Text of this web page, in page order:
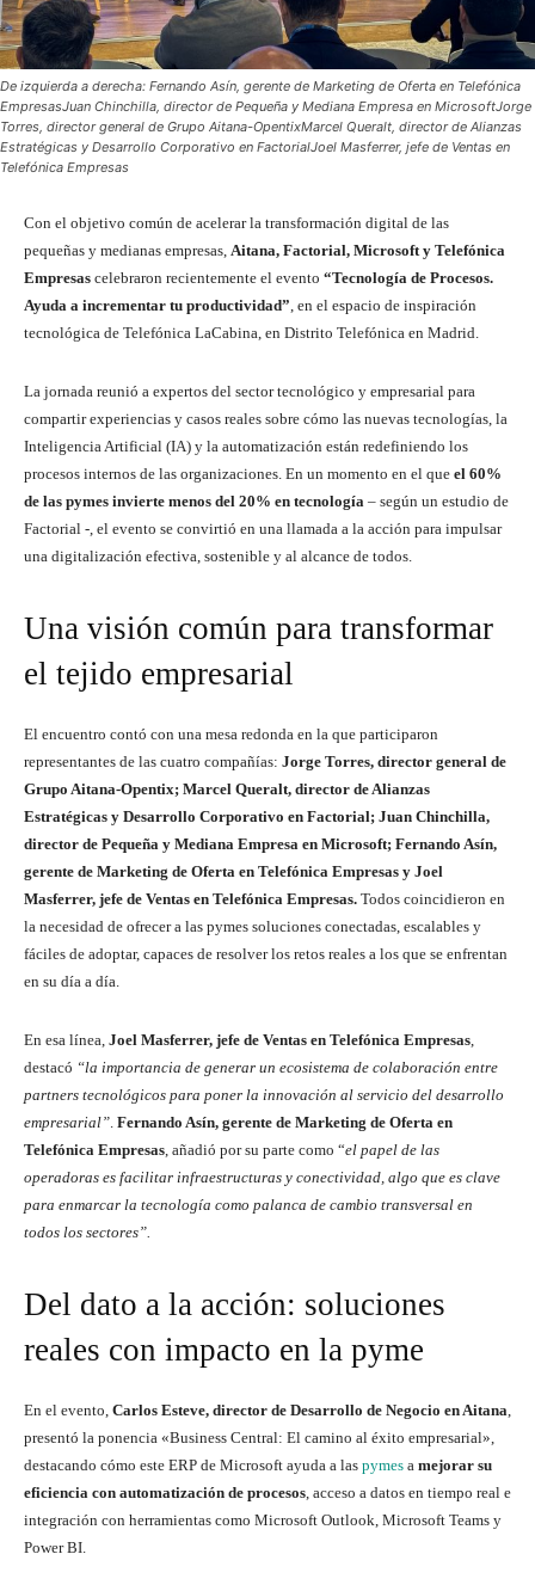
De izquierda a derecha: Fernando Asín, gerente de Marketing de Oferta en Telefónica
EmpresasJuan Chinchilla, director de Pequeña y Mediana Empresa en MicrosoftJorge
Torres, director general de Grupo Aitana-OpentixMarcel Queralt, director de Alianzas
Estratégicas y Desarrollo Corporativo en FactorialJoel Masferrer, jefe de Ventas en
Telefónica Empresas
Con el objetivo común de acelerar la transformación digital de las
pequeñas y medianas empresas, Aitana, Factorial, Microsoft y Telefónica
Empresas celebraron recientemente el evento “Tecnología de Procesos.
Ayuda a incrementar tu productividad”, en el espacio de inspiración
tecnológica de Telefónica LaCabina, en Distrito Telefónica en Madrid.
La jornada reunió a expertos del sector tecnológico y empresarial para
compartir experiencias y casos reales sobre cómo las nuevas tecnologías, la
Inteligencia Artificial (IA) y la automatización están redefiniendo los
procesos internos de las organizaciones. En un momento en el que el 60%
de las pymes invierte menos del 20% en tecnología – según un estudio de
Factorial -, el evento se convirtió en una llamada a la acción para impulsar
una digitalización efectiva, sostenible y al alcance de todos.
Una visión común para transformar
el tejido empresarial
El encuentro contó con una mesa redonda en la que participaron
representantes de las cuatro compañías: Jorge Torres, director general de
Grupo Aitana-Opentix; Marcel Queralt, director de Alianzas
Estratégicas y Desarrollo Corporativo en Factorial; Juan Chinchilla,
director de Pequeña y Mediana Empresa en Microsoft; Fernando Asín,
gerente de Marketing de Oferta en Telefónica Empresas y Joel
Masferrer, jefe de Ventas en Telefónica Empresas. Todos coincidieron en
la necesidad de ofrecer a las pymes soluciones conectadas, escalables y
fáciles de adoptar, capaces de resolver los retos reales a los que se enfrentan
en su día a día.
En esa línea, Joel Masferrer, jefe de Ventas en Telefónica Empresas,
destacó “la importancia de generar un ecosistema de colaboración entre
partners tecnológicos para poner la innovación al servicio del desarrollo
empresarial”. Fernando Asín, gerente de Marketing de Oferta en
Telefónica Empresas, añadió por su parte como “el papel de las
operadoras es facilitar infraestructuras y conectividad, algo que es clave
para enmarcar la tecnología como palanca de cambio transversal en
todos los sectores”.
Del dato a la acción: soluciones
reales con impacto en la pyme
En el evento, Carlos Esteve, director de Desarrollo de Negocio en Aitana,
presentó la ponencia «Business Central: El camino al éxito empresarial»,
destacando cómo este ERP de Microsoft ayuda a las pymes a mejorar su
eficiencia con automatización de procesos, acceso a datos en tiempo real e
integración con herramientas como Microsoft Outlook, Microsoft Teams y
Power BI.